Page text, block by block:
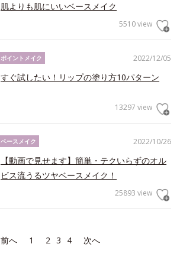
肌よりも肌にいいベースメイク
5510 view
2022/12/05
ポイントメイク
すぐ試したい！リップの塗り方10パターン
13297 view
2022/10/26
ベースメイク
【動画で見せます】簡単・テクいらずのオル
ビス流うるツヤベースメイク！
25893 view
前へ 1 2 3 4 次へ